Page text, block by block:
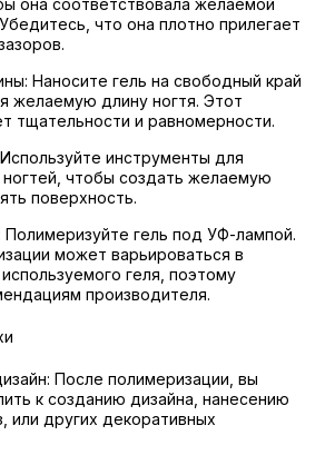
она соответствовала желаемой
что она плотно прилегает
Наносите гель на свободный край
желаемую длину ногтя. Этот
тщательности и равномерности.
инструменты для
чтобы создать желаемую
поверхность.
Полимеризуйте гель под УФ-лампой.
может варьироваться в
геля, поэтому
производителя.
После полимеризации, вы
к созданию дизайна, нанесению
или других декоративных